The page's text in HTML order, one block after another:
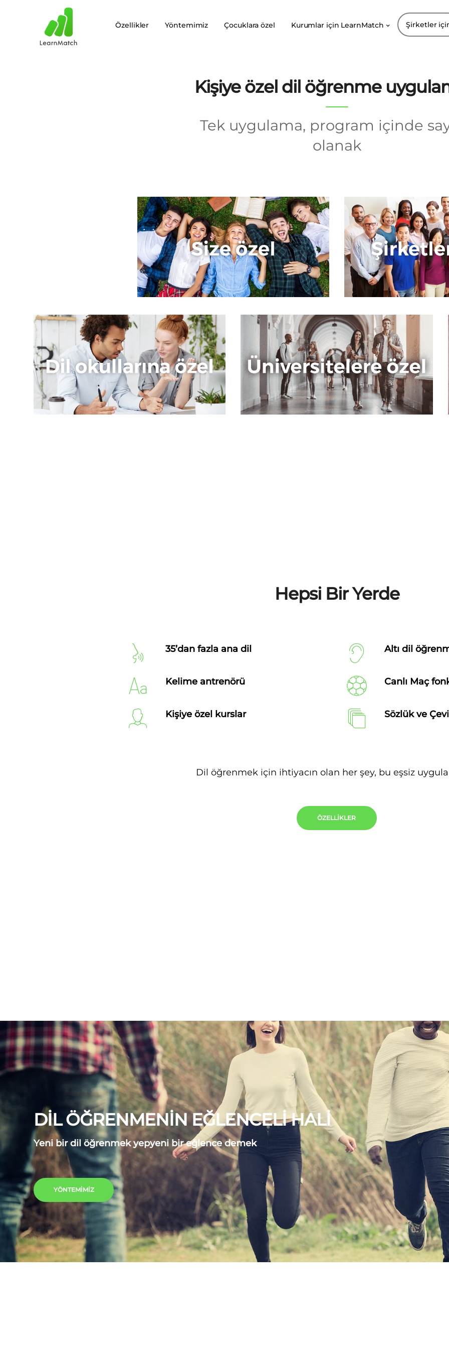
Özellikler Yöntemimiz Çocuklara özel Kurumlar için LearnMatch Şirketler
Kişiye özel dil öğrenme
Tek uygulama, program içinde
olanak
Hepsi Bir Yerde
35’dan fazla ana dil
Kelime antrenörü
Kişiye özel kurslar
Altı dil
Canlı Maç
Sözlük ve
Dil öğrenmek için ihtiyacın olan her şey, bu eşsiz
ÖZELLIKLER
DİL ÖĞRENMENİN EĞLENCELİ HALİ
Yeni bir dil öğrenmek yepyeni bir eğlence demek
YÖNTEMIMIZ